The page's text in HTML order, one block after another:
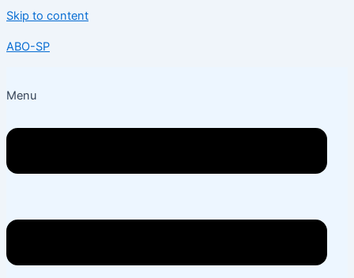
Skip to content
ABO-SP
Menu